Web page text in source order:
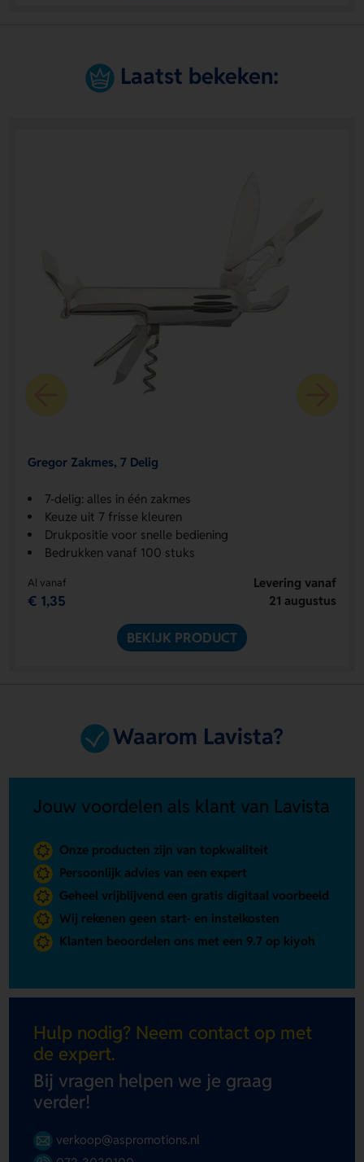
Laatst bekeken:
Gregor Zakmes, 7 Delig
7-delig: alles in één zakmes
Keuze uit 7 frisse kleuren
Drukpositie voor snelle bediening
Bedrukken vanaf 100 stuks
Al vanaf
€ 1,35
Levering vanaf
21 augustus
BEKIJK PRODUCT
Waarom Lavista?
Jouw voordelen als klant van Lavista
Onze producten zijn van topkwaliteit
Persoonlijk advies van een expert
Geheel vrijblijvend een gratis digitaal voorbeeld
Wij rekenen geen start- en instelkosten
Klanten beoordelen ons met een 9.7 op kiyoh
Hulp nodig? Neem contact op met
de expert.
Bij vragen helpen we je graag
verder!
verkoop@aspromotions.nl